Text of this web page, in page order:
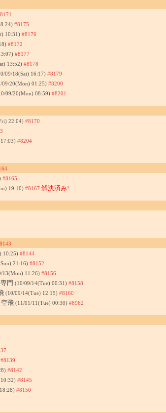
#8175
10:31) #8176
#8172
#8177
13:52) #8178
09/18(Sat) 16:17) #8179
09/20(Mon) 01:25) #8200
09/20(Mon) 08:59) #8201
22:04) #8170
#8204
#8165
19:10) #8167 解決済み!
10:25) #8144
21:16) #8152
13(Mon) 11:26) #8156
門 (10/09/14(Tue) 00:31) #8158
(10/09/14(Tue) 12:15) #8160
飛 (11/01/11(Tue) 00:30) #8962
#8139
#8142
#8145
#8150